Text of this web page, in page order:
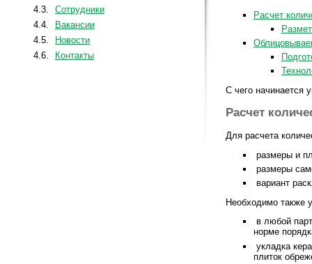
4.3.
Сотрудники
4.4.
Вакансии
4.5.
Новости
4.6.
Контакты
Расчет
С чего начинается
Расчет
Для расчета
размеры и
размеры
вариант
Необходимо также
в любой
норме
укладка
плиток